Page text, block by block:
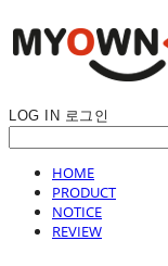
LOG IN 로그인
HOME
PRODUCT
NOTICE
REVIEW